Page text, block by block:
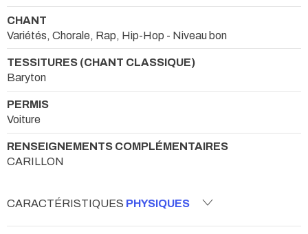
CHANT
Variétés, Chorale, Rap, Hip-Hop - Niveau bon
TESSITURES (CHANT CLASSIQUE)
Baryton
PERMIS
Voiture
RENSEIGNEMENTS COMPLÉMENTAIRES
CARILLON
CARACTÉRISTIQUES PHYSIQUES